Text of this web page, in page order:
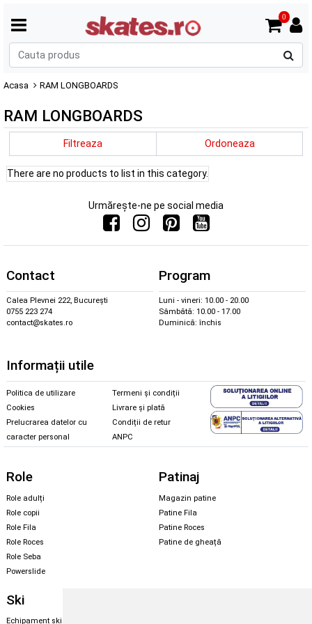
0
Acasa RAM LONGBOARDS
RAM LONGBOARDS
Filtreaza Ordoneaza
There are no products to list in this category.
Urmărește-ne pe social media
Contact
Calea Plevnei 222, București
0755 223 274
contact@skates.ro
Program
Luni - vineri: 10.00 - 20.00
Sâmbătă: 10.00 - 17.00
Duminică: închis
Informații utile
Politica de utilizare
Cookies
Prelucrarea datelor cu
caracter personal
Termeni și condiții
Livrare și plată
Condiții de retur
ANPC
Role
Role adulți
Role copii
Role Fila
Role Roces
Role Seba
Powerslide
Patinaj
Magazin patine
Patine Fila
Patine Roces
Patine de gheață
Ski
Echipament ski